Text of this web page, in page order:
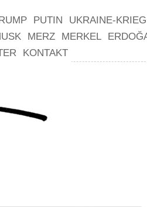
PUTIN
UKRAINE-KRIEG
MERZ MERKEL
KONTAKT